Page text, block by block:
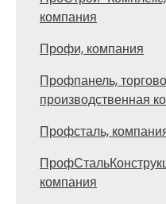
компания
Профи, компания
Профпанель,
производственная
Профсталь,
компания